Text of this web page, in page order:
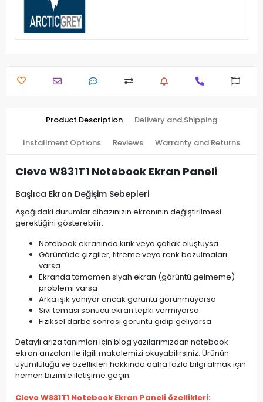
Product Description Delivery and Shipping
Installment Options Reviews Warranty and Returns
Clevo W831T1 Notebook Ekran Paneli
Başlıca Ekran Değişim Sebepleri
Aşağıdaki durumlar cihazınızın ekranının değiştirilmesi
gerektiğini gösterebilir:
Notebook ekranında kırık veya çatlak oluştuysa
Görüntüde çizgiler, titreme veya renk bozulmaları
varsa
Ekranda tamamen siyah ekran (görüntü gelmeme)
problemi varsa
Arka ışık yanıyor ancak görüntü görünmüyorsa
Sıvı teması sonucu ekran tepki vermiyorsa
Fiziksel darbe sonrası görüntü gidip geliyorsa
Detaylı arıza tanımları için blog yazılarımızdan notebook
ekran arızaları ile ilgili makalemizi okuyabilirsiniz. Ürünün
uyumluluğu ve özellikleri hakkında daha fazla bilgi almak için
hemen bizimle iletişime geçin.
Clevo W831T1 Notebook Ekran Paneli özellikleri: